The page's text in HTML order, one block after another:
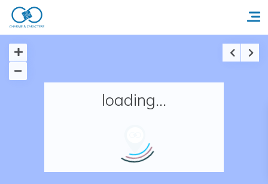
Accueil
Nos adresses en France
loading...